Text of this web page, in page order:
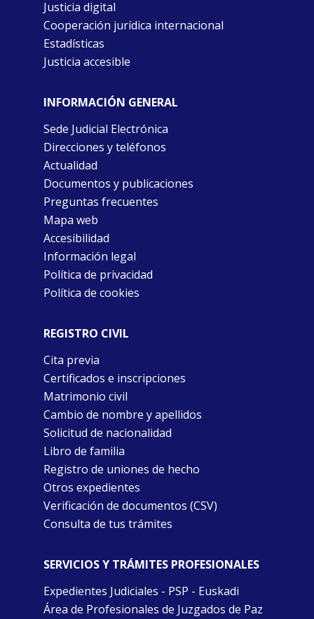
Justicia digital
Cooperación jurídica internacional
Estadísticas
Justicia accesible
INFORMACIÓN GENERAL
Sede Judicial Electrónica
Direcciones y teléfonos
Actualidad
Documentos y publicaciones
Preguntas frecuentes
Mapa web
Accesibilidad
Información legal
Política de privacidad
Política de cookies
REGISTRO CIVIL
Cita previa
Certificados e inscripciones
Matrimonio civil
Cambio de nombre y apellidos
Solicitud de nacionalidad
Libro de familia
Registro de uniones de hecho
Otros expedientes
Verificación de documentos (CSV)
Consulta de tus trámites
SERVICIOS Y TRÁMITES PROFESIONALES
Expedientes Judiciales - PSP - Euskadi
Área de Profesionales de Juzgados de Paz